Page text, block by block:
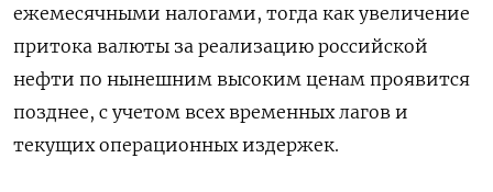
ежемесячными налогами, тогда как увеличение
притока валюты за реализацию российской
нефти по нынешним высоким ценам проявится
позднее, с учетом всех временных лагов и ​
текущих операционных издержек.